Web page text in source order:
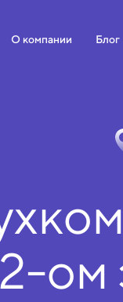
О компании Блог
2-ом